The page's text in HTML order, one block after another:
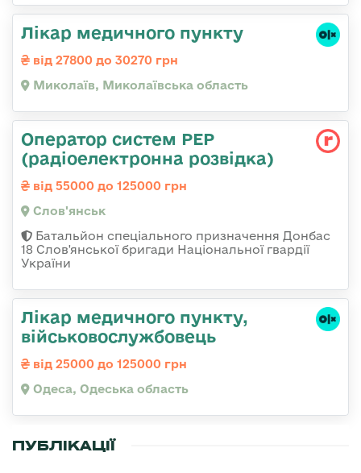
Лікар медичного пункту
від 27800 до 30270 грн
Миколаїв, Миколаївська область
Оператор систем РЕР
(радіоелектронна розвідка)
від 55000 до 125000 грн
Слов'янськ
Батальйон спеціального призначення Донбас
18 Слов'янської бригади Національної гвардії
України
Лікар медичного пункту,
військовослужбовець
від 25000 до 125000 грн
Одеса, Одеська область
ПУБЛІКАЦІЇ